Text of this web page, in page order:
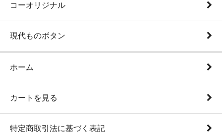
コーオリジナル
現代ものボタン
ホーム
カートを見る
特定商取引法に基づく表記